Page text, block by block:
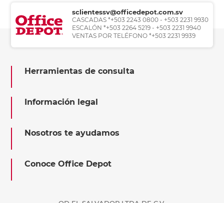
sclientessv@officedepot.com.sv
CASCADAS *+503 2243 0800 - +503 2231 9930
ESCALÓN *+503 2264 5219 - +503 2231 9940
VENTAS POR TELÉFONO *+503 2231 9939
Herramientas de consulta
Información legal
Nosotros te ayudamos
Conoce Office Depot